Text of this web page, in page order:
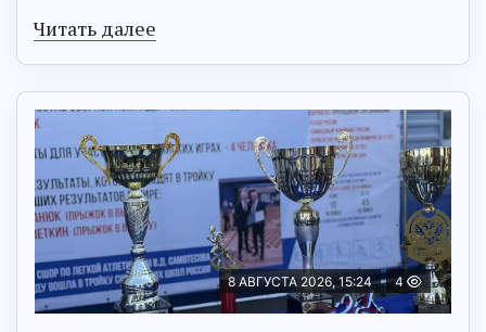
Читать далее
8 АВГУСТА 2026, 15:24 4